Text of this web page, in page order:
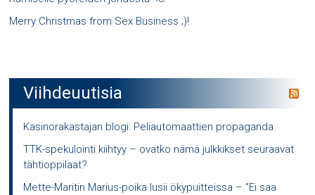
Merry Christmas from Sex Business ;)!
Viihdeuutisia
Kasinorakastajan blogi: Peliautomaattien propaganda
TTK-spekulointi kiihtyy – ovatko nämä julkkikset seuraavat
tähtioppilaat?
Mette-Maritin Marius-poika lusii ökypuitteissa – ”Ei saa